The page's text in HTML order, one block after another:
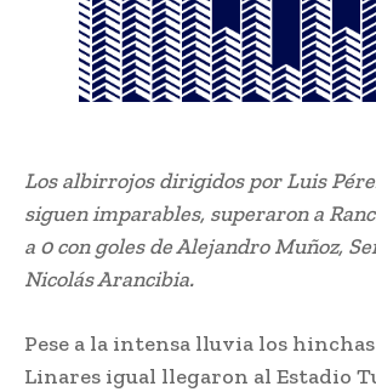
Los albirrojos dirigidos por Luis
siguen imparables, superaron a
a 0 con goles de Alejandro Muñoz,
Nicolás Arancibia.
Pese a la intensa lluvia los
Linares igual llegaron al Estadio